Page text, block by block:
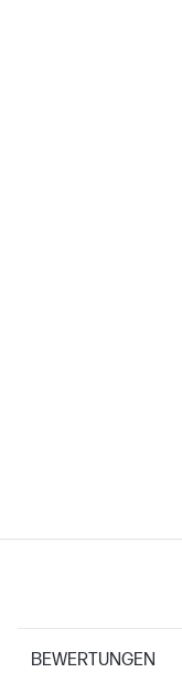
BEWERTUNGEN